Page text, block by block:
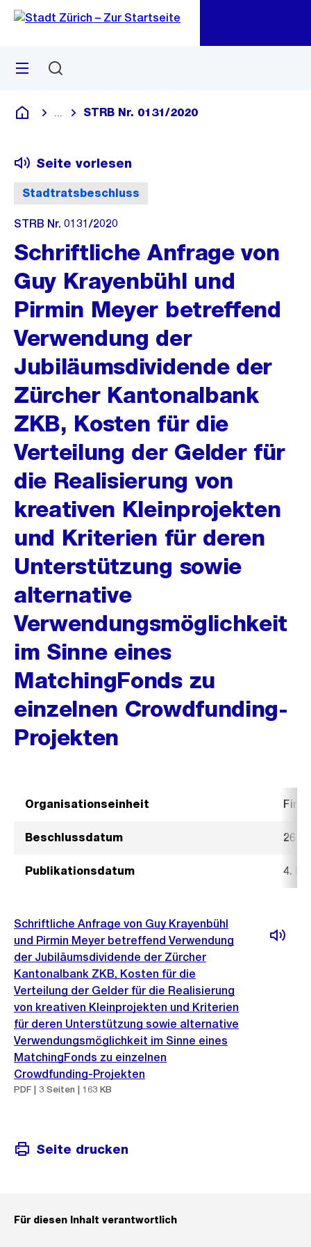
Navigation
Sprunglink
Menü
Deutsch
Blende alle Breadcrumbs ein
STRB Nr. 0131/2020
Stadtratsbeschluss
Seite vorlesen
STRB Nr. 0131/2020
Schriftliche Anfrage von
Guy Krayenbühl und
Pirmin Meyer betreffend
Verwendung der
Jubiläumsdividende der
Zürcher Kantonalbank
ZKB, Kosten für die
Verteilung der Gelder für
die Realisierung von
kreativen Kleinprojekten
und Kriterien für deren
Unterstützung sowie
alternative
Verwendungsmöglichkeit
im Sinne eines
MatchingFonds zu
einzelnen Crowdfunding-
Projekten
Organisationseinheit
Beschlussdatum 26.
Publikationsdatum 4.
Schriftliche Anfrage von Guy Krayenbühl
und Pirmin Meyer betreffend Verwendung
der Jubiläumsdividende der Zürcher
Kantonalbank ZKB, Kosten für die
Verteilung der Gelder für die Realisierung
von kreativen Kleinprojekten und Kriterien
für deren Unterstützung sowie alternative
Verwendungsmöglichkeit im Sinne eines
MatchingFonds zu einzelnen
Crowdfunding-Projekten
PDF | 3 Seiten | 163 KB
Seite drucken
Für diesen Inhalt verantwortlich